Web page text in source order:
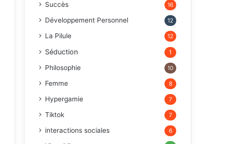
Succès 16
Développement Personnel 12
La Pilule 12
Séduction 1
Philosophie 10
Femme 8
Hypergamie 7
Tiktok 7
interactions sociales 6